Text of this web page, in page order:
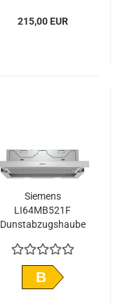
215,00 EUR
Siemens
LI64MB521F
Dunstabzugshaube
B